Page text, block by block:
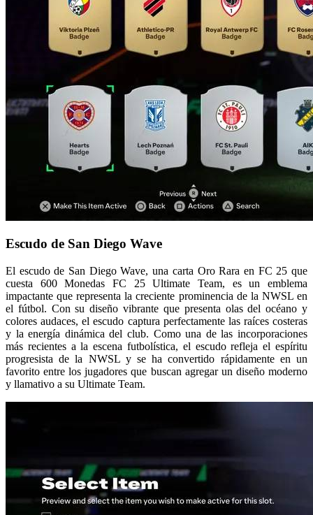
Escudo de San Diego Wave
El escudo de San Diego Wave, una carta Oro Rara en FC 25 que
cuesta 600 Monedas FC 25 Ultimate Team, es un emblema
impactante que representa la creciente prominencia de la NWSL en
el fútbol. Con su diseño vibrante que presenta olas del océano y
colores audaces, el escudo captura perfectamente las raíces costeras
y la energía dinámica del club. Como una de las incorporaciones
más recientes a la escena futbolística, el escudo refleja el espíritu
progresista de la NWSL y se ha convertido rápidamente en un
favorito entre los jugadores que buscan agregar un diseño moderno
y llamativo a su Ultimate Team.